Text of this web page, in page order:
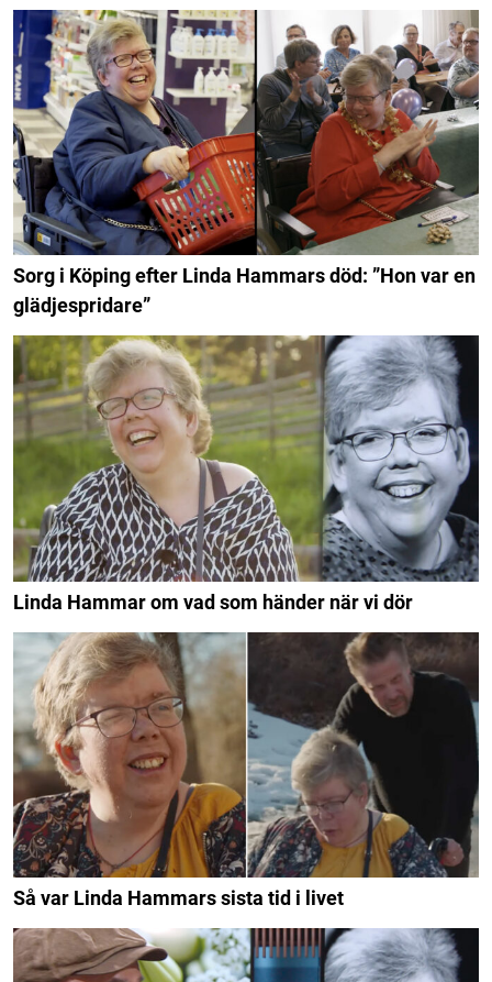
Sorg i Köping efter Linda Hammars död: ”Hon var en
glädjespridare”
Linda Hammar om vad som händer när vi dör
Så var Linda Hammars sista tid i livet